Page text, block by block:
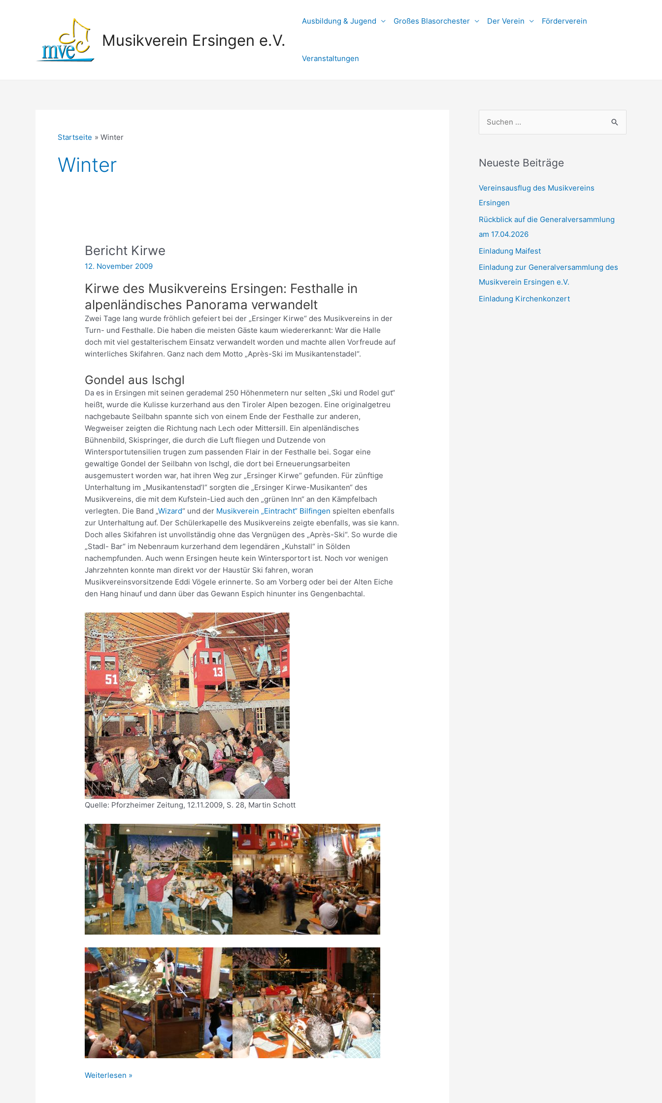
Musikverein Ersingen e.V.
Ausbildung & Jugend Großes Blasorchester Der Verein Förderverein
Veranstaltungen
Startseite Winter
Winter
Bericht Kirwe
12. November 2009
Kirwe des Musikvereins Ersingen: Festhalle in
alpenländisches Panorama verwandelt
Zwei Tage lang wurde fröhlich gefeiert bei der „Ersinger Kirwe“ des Musikvereins in der
Turn- und Festhalle. Die haben die meisten Gäste kaum wiedererkannt: War die Halle
doch mit viel gestalterischem Einsatz verwandelt worden und machte allen Vorfreude auf
winterliches Skifahren. Ganz nach dem Motto „Après-Ski im Musikantenstadel“.
Gondel aus Ischgl
Da es in Ersingen mit seinen gerademal 250 Höhenmetern nur selten „Ski und Rodel gut“
heißt, wurde die Kulisse kurzerhand aus den Tiroler Alpen bezogen. Eine originalgetreu
nachgebaute Seilbahn spannte sich von einem Ende der Festhalle zur anderen,
Wegweiser zeigten die Richtung nach Lech oder Mittersill. Ein alpenländisches
Bühnenbild, Skispringer, die durch die Luft fliegen und Dutzende von
Wintersportutensilien trugen zum passenden Flair in der Festhalle bei. Sogar eine
gewaltige Gondel der Seilbahn von Ischgl, die dort bei Erneuerungsarbeiten
ausgemustert worden war, hat ihren Weg zur „Ersinger Kirwe“ gefunden. Für zünftige
Unterhaltung im „Musikantenstad’l“ sorgten die „Ersinger Kirwe-Musikanten“ des
Musikvereins, die mit dem Kufstein-Lied auch den „grünen Inn“ an den Kämpfelbach
verlegten. Die Band „Wizard“ und der Musikverein „Eintracht“ Bilfingen spielten ebenfalls
zur Unterhaltung auf. Der Schülerkapelle des Musikvereins zeigte ebenfalls, was sie kann.
Doch alles Skifahren ist unvollständig ohne das Vergnügen des „Après-Ski“. So wurde die
„Stadl- Bar“ im Nebenraum kurzerhand dem legendären „Kuhstall“ in Sölden
nachempfunden. Auch wenn Ersingen heute kein Wintersportort ist. Noch vor wenigen
Jahrzehnten konnte man direkt vor der Haustür Ski fahren, woran
Musikvereinsvorsitzende Eddi Vögele erinnerte. So am Vorberg oder bei der Alten Eiche
den Hang hinauf und dann über das Gewann Espich hinunter ins Gengenbachtal.
Quelle: Pforzheimer Zeitung, 12.11.2009, S. 28, Martin Schott
Bericht
Weiterlesen »
h
n
n
a
c
h
:
Neueste Beiträge
Vereinsausflug des Musikvereins
Ersingen
Rückblick auf die Generalversammlung
am 17.04.2026
Einladung Maifest
Einladung zur Generalversammlung des
Musikverein Ersingen e.V.
Einladung Kirchenkonzert